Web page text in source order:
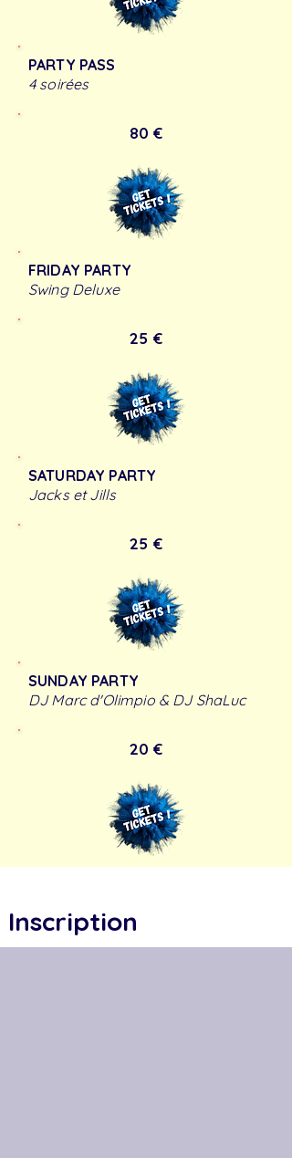
PARTY PASS
4 soirées
80 €
FRIDAY PARTY
Swing Deluxe
25 €
SATURDAY PARTY
Jacks et Jills
25 €
SUNDAY PARTY
DJ Marc d'Olimpio & DJ ShaLuc
20 €
Inscription